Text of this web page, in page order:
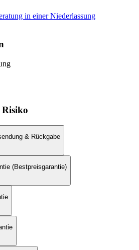
in einer Niederlassung
& Rückgabe
(Bestpreisgarantie)